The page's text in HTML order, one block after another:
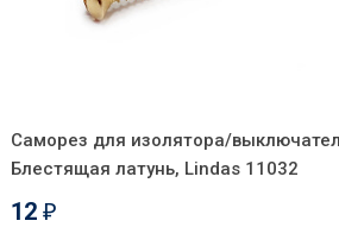
Саморез для изолятора/
Блестящая латунь, Lindas 11032
12 ₽